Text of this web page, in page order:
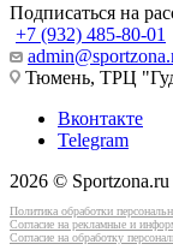
Подписаться на
+7 (932) 485-80-01
Тюмень, ТРЦ
Вконтакте
Telegram
2026 ©
Политика обработки
Согласие на рекламные и
Согласие на обработку